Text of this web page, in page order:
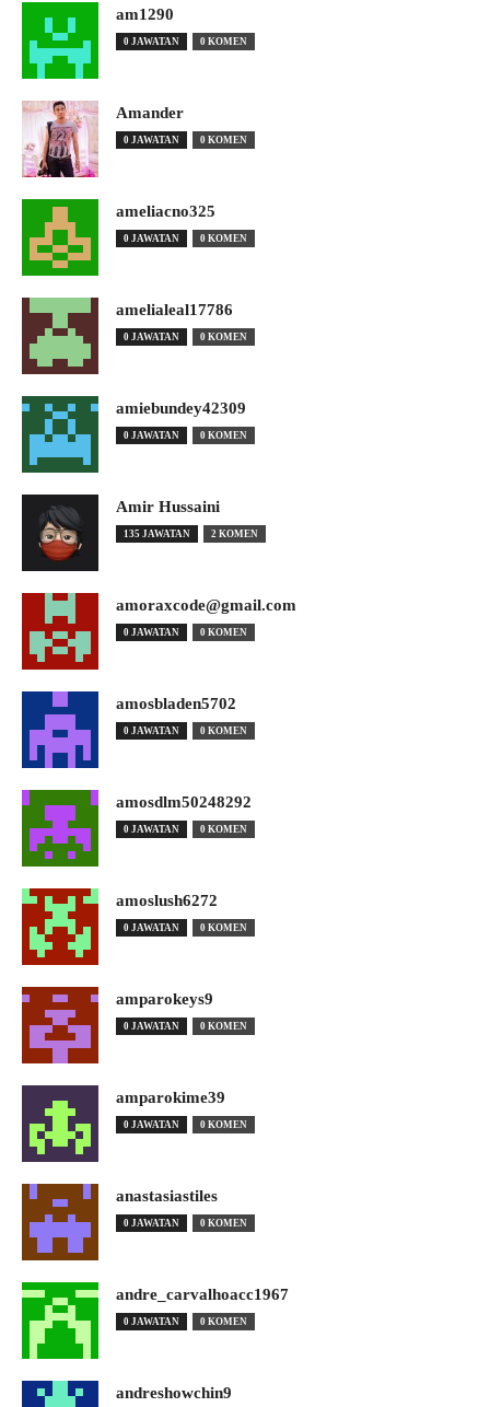
am1290
0 JAWATAN 0 KOMEN
Amander
0 JAWATAN 0 KOMEN
ameliacno325
0 JAWATAN 0 KOMEN
amelialeal17786
0 JAWATAN 0 KOMEN
amiebundey42309
0 JAWATAN 0 KOMEN
Amir Hussaini
135 JAWATAN 2 KOMEN
amoraxcode@gmail.com
0 JAWATAN 0 KOMEN
amosbladen5702
0 JAWATAN 0 KOMEN
amosdlm50248292
0 JAWATAN 0 KOMEN
amoslush6272
0 JAWATAN 0 KOMEN
amparokeys9
0 JAWATAN 0 KOMEN
amparokime39
0 JAWATAN 0 KOMEN
anastasiastiles
0 JAWATAN 0 KOMEN
andre_carvalhoacc1967
0 JAWATAN 0 KOMEN
andreshowchin9